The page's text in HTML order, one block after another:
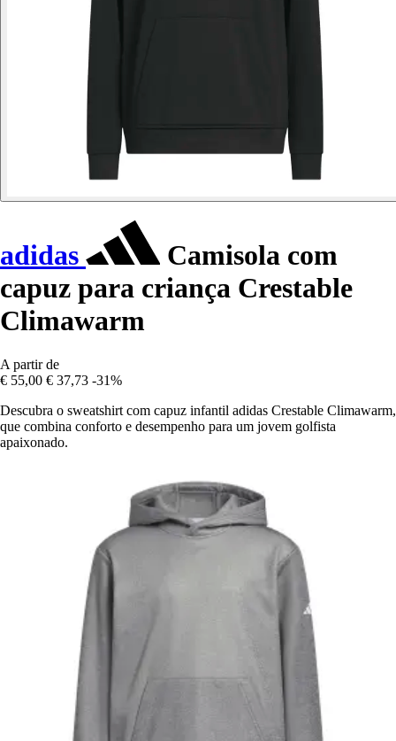
adidas
Camisola com
capuz para criança Crestable
Climawarm
A partir de
€ 55,00 € 37,73 -31%
Descubra o sweatshirt com capuz infantil adidas Crestable Climawarm,
que combina conforto e desempenho para um jovem golfista
apaixonado.